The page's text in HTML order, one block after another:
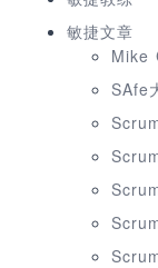
敏捷文章
Mike
SAfe